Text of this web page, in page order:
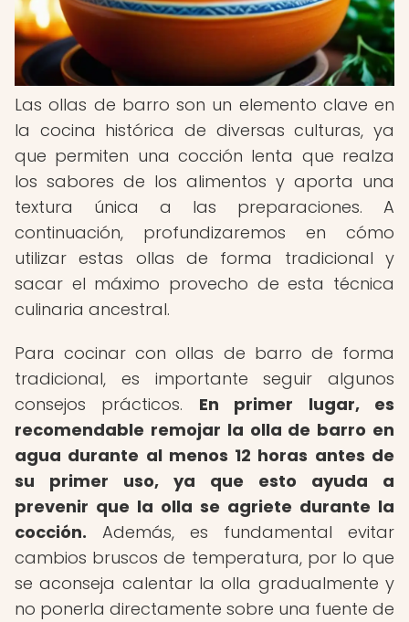
Las ollas de barro son un elemento clave en
la cocina histórica de diversas culturas, ya
que permiten una cocción lenta que realza
los sabores de los alimentos y aporta una
textura única a las preparaciones. A
continuación, profundizaremos en cómo
utilizar estas ollas de forma tradicional y
sacar el máximo provecho de esta técnica
culinaria ancestral.
Para cocinar con ollas de barro de forma
tradicional, es importante seguir algunos
consejos prácticos. En primer lugar, es
recomendable remojar la olla de barro en
agua durante al menos 12 horas antes de
su primer uso, ya que esto ayuda a
prevenir que la olla se agriete durante la
cocción. Además, es fundamental evitar
cambios bruscos de temperatura, por lo que
se aconseja calentar la olla gradualmente y
no ponerla directamente sobre una fuente de